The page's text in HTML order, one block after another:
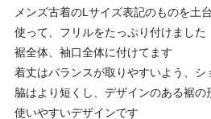
メンズ古着のLサイズ表記のものを土
使って、フリルをたっぷり付けました
裾全体、袖口全体に付けてます
着丈はバランスが取りやすいよう、シ
脇はより短くし、デザインのある裾の
使いやすいデザインです